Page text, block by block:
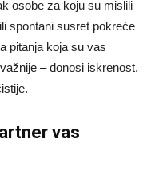
osobe za koju su mislili
spontani susret pokreće
pitanja koja su vas
– donosi iskrenost.
vas